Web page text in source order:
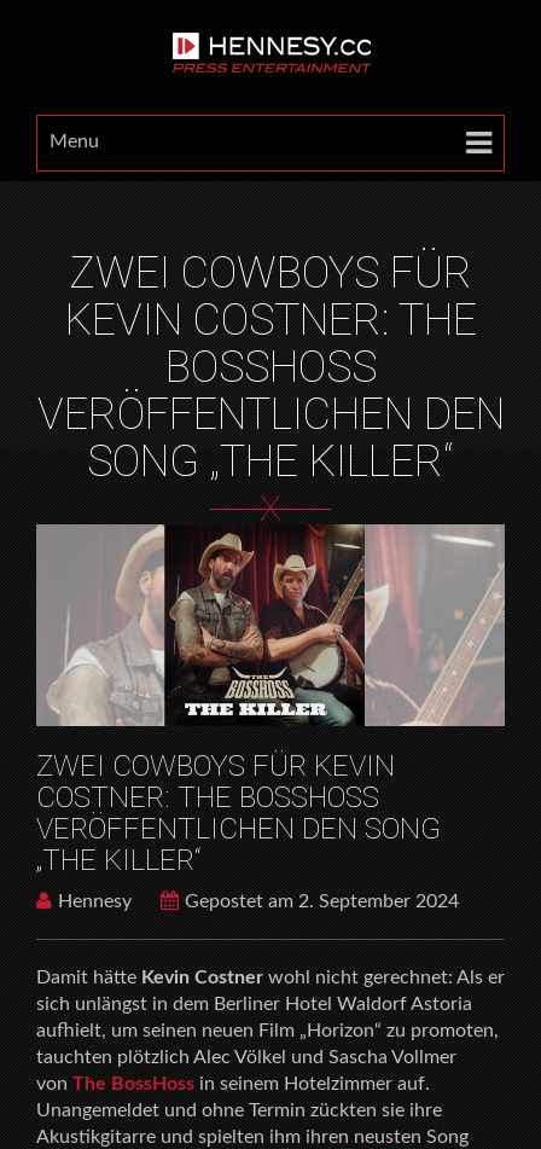
Menu
ZWEI COWBOYS FÜR
KEVIN COSTNER: THE
BOSSHOSS
VERÖFFENTLICHEN DEN
SONG „THE KILLER“
X
HOME
ARTISTS
ZWEI COWBOYS FÜR KEVIN COSTNER: THE
BOSSHOSS VERÖFFENTLICHEN DEN SONG „THE
KILLER“
ZWEI COWBOYS FÜR KEVIN
COSTNER: THE BOSSHOSS
VERÖFFENTLICHEN DEN SONG
„THE KILLER“
Hennesy Gepostet am 2. September 2024
Damit hätteKevin Costnerwohl nicht gerechnet: Als er
sich unlängst in dem Berliner Hotel Waldorf Astoria
aufhielt, um seinen neuen Film „Horizon“ zu promoten,
tauchten plötzlich Alec Völkel und Sascha Vollmer
vonThe BossHossin seinem Hotelzimmer auf.
Unangemeldet und ohne Termin zückten sie ihre
Akustikgitarre und spielten ihm ihren neusten Song